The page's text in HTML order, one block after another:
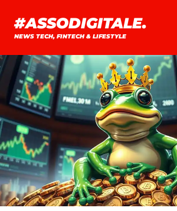
contenuto
#ASSODIGITALE.
NEWS TECH, FINTECH & LIFESTYLE